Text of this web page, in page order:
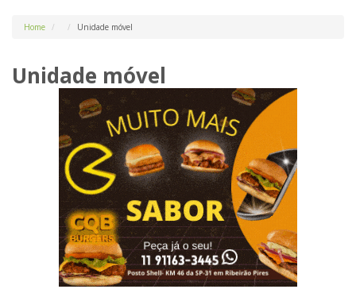
Home Unidade móvel
Unidade móvel